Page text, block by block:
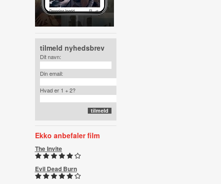
tilmeld nyhedsbrev
Dit navn:
Din email:
Hvad er 1 + 2?
Ekko anbefaler film
The Invite
Evil Dead Burn